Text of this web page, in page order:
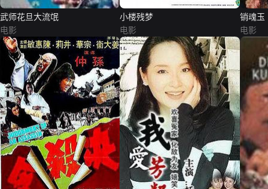
武师花旦大流氓
电影
小楼残梦
电影
销魂玉
电影